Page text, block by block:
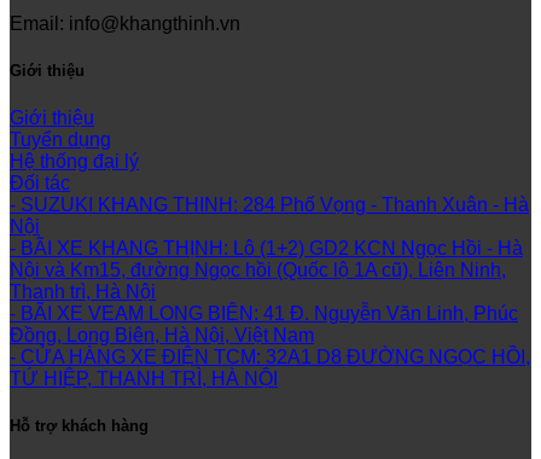
Email: info@khangthinh.vn
Giới thiệu
Giới thiệu
Tuyển dụng
Hệ thống đại lý
Đối tác
- SUZUKI KHANG THINH: 284 Phố Vọng - Thanh Xuân - Hà
Nội
- BÃI XE KHANG THỊNH: Lô (1+2) GD2 KCN Ngọc Hồi - Hà
Nội và Km15, đường Ngọc hồi (Quốc lộ 1A cũ), Liên Ninh,
Thanh trì, Hà Nội
- BÃI XE VEAM LONG BIÊN: 41 Đ. Nguyễn Văn Linh, Phúc
Đồng, Long Biên, Hà Nội, Việt Nam
- CỬA HÀNG XE ĐIỆN TCM: 32A1 D8 ĐƯỜNG NGỌC HỒI,
TỨ HIỆP, THANH TRÌ, HÀ NỘI
Hỗ trợ khách hàng